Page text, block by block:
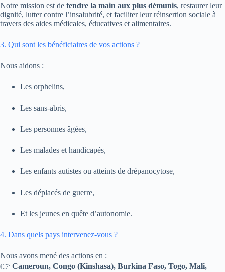
Notre mission est de tendre la main aux plus démunis, restaurer leur
dignité, lutter contre l’insalubrité, et faciliter leur réinsertion sociale à
travers des aides médicales, éducatives et alimentaires.
3. Qui sont les bénéficiaires de vos actions ?
Nous aidons :
Les orphelins,
Les sans-abris,
Les personnes âgées,
Les malades et handicapés,
Les enfants autistes ou atteints de drépanocytose,
Les déplacés de guerre,
Et les jeunes en quête d’autonomie.
4. Dans quels pays intervenez-vous ?
Nous avons mené des actions en :
👉 Cameroun, Congo (Kinshasa), Burkina Faso, Togo, Mali,